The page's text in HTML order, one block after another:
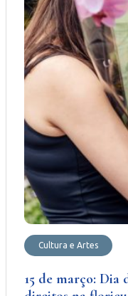
Cultura e Artes
15 de março: Dia